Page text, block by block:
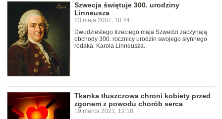
Szwecja świętuje 300. urodziny
Linneusza
23 maja 2007, 10:44
Dwudziestego trzeciego maja Szwedzi zaczynają
obchody 300. rocznicy urodzin swojego słynnego
rodaka: Karola Linneusza.
Tkanka tłuszczowa chroni kobiety przed
zgonem z powodu chorób serca
19 marca 2021, 12:18